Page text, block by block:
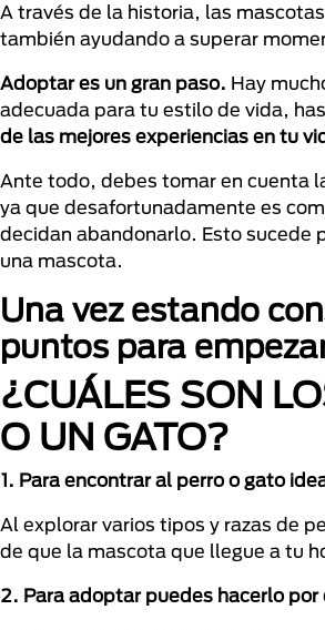
A través de la historia, las
también ayudando a superar
Adoptar es un gran paso. Hay
adecuada para tu estilo de vida,
de las mejores experiencias en tu
Ante todo, debes tomar en cuenta
ya que desafortunadamente es
decidan abandonarlo. Esto sucede
una mascota.
Una vez estando
puntos para
¿CUÁLES SON
O UN GATO?
1. Para encontrar al perro o gato
Al explorar varios tipos y razas de
de que la mascota que llegue a tu
2. Para adoptar puedes hacerlo por